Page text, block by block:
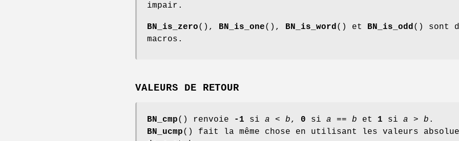
impair.
BN_is_zero(), BN_is_one(), BN_is_word () et BN_is_odd () sont
macros.
VALEURS DE RETOUR
BN_cmp() renvoie -1 si a < b, 0 si a == b et 1 si a > b .
BN_ucmp() fait la même chose en utilisant les valeurs